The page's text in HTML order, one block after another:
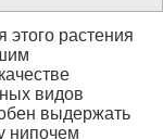
растения
видов
выдержать
нипочем